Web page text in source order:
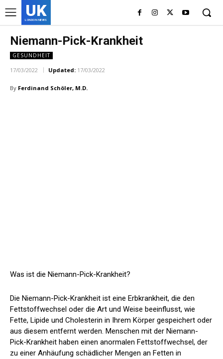
UK
LONDON NEWS
Niemann-Pick-Krankheit
GESUNDHEIT
17/03/2022 Updated: 17/03/2022
By Ferdinand Schöler, M.D.
Was ist die Niemann-Pick-Krankheit?
Die Niemann-Pick-Krankheit ist eine Erbkrankheit, die den
Fettstoffwechsel oder die Art und Weise beeinflusst, wie
Fette, Lipide und Cholesterin in Ihrem Körper gespeichert oder
aus diesem entfernt werden. Menschen mit der Niemann-
Pick-Krankheit haben einen anormalen Fettstoffwechsel, der
zu einer Anhäufung schädlicher Mengen an Fetten in